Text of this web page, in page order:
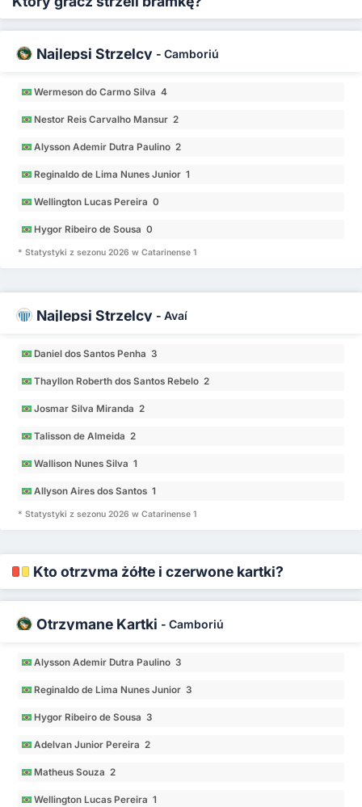
Najlepsi Strzelcy - Camboriú
Wermeson do Carmo Silva 4
Nestor Reis Carvalho Mansur 2
Alysson Ademir Dutra Paulino 2
Reginaldo de Lima Nunes Junior 1
Wellington Lucas Pereira 0
Hygor Ribeiro de Sousa 0
* Statystyki z sezonu 2026 w Catarinense 1
Najlepsi Strzelcy - Avaí
Daniel dos Santos Penha 3
Thayllon Roberth dos Santos Rebelo 2
Josmar Silva Miranda 2
Talisson de Almeida 2
Wallison Nunes Silva 1
Allyson Aires dos Santos 1
* Statystyki z sezonu 2026 w Catarinense 1
Kto otrzyma żółte i czerwone kartki?
Otrzymane Kartki - Camboriú
Alysson Ademir Dutra Paulino 3
Reginaldo de Lima Nunes Junior 3
Hygor Ribeiro de Sousa 3
Adelvan Junior Pereira 2
Matheus Souza 2
Wellington Lucas Pereira 1